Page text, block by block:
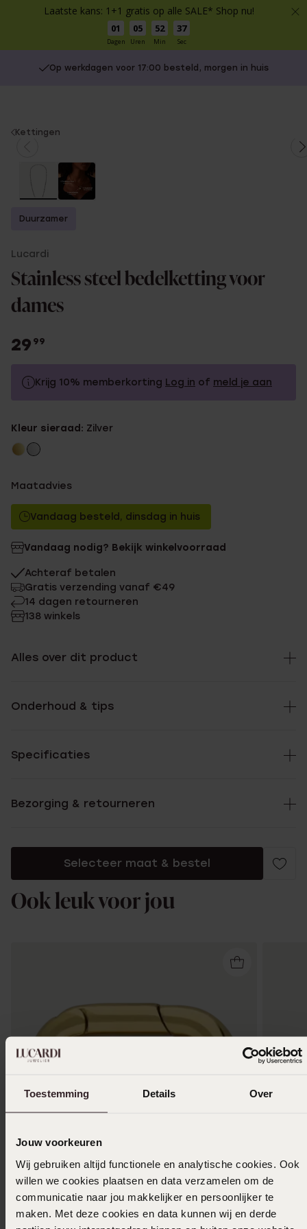
Laatste kans: 1+1 gratis op alle SALE* Shop nu!
01
Dagen
05
Uren
52
Min
37
Sec
Toestemming Details Over
Jouw voorkeuren
Wij gebruiken altijd functionele en analytische cookies. Ook
willen we cookies plaatsen en data verzamelen om de
communicatie naar jou makkelijker en persoonlijker te
maken. Met deze cookies en data kunnen wij en derde
Op werkdagen voor 17:00 besteld, morgen in huis
You
Kettingen
Duurzamer
Lucardi
Stainless steel bedelketting voor
dames
29 99
Krijg 10% memberkorting Log in of meld je aan
Zonder memberkorting
Kleur sieraad: Zilver
Maatadvies
Vandaag besteld, dinsdag in huis
Vandaag nodig? Bekijk winkelvoorraad
Achteraf betalen
Gratis verzending vanaf €49
14 dagen retourneren
138 winkels
Alles over dit product
Onderhoud & tips
Specificaties
Bezorging & retourneren
Selecteer maat & bestel
Ook leuk voor jou
Stainless steel goldplated hanger voor dames
Bestseller
voor